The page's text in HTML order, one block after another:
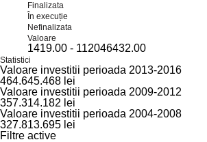
Finalizata
În execuție
Nefinalizata
Valoare
1419.00 - 112046432.00
Statistici
Valoare investitii perioada 2013-2016
464.645.468 lei
Valoare investitii perioada 2009-2012
357.314.182 lei
Valoare investitii perioada 2004-2008
327.813.695 lei
Filtre active